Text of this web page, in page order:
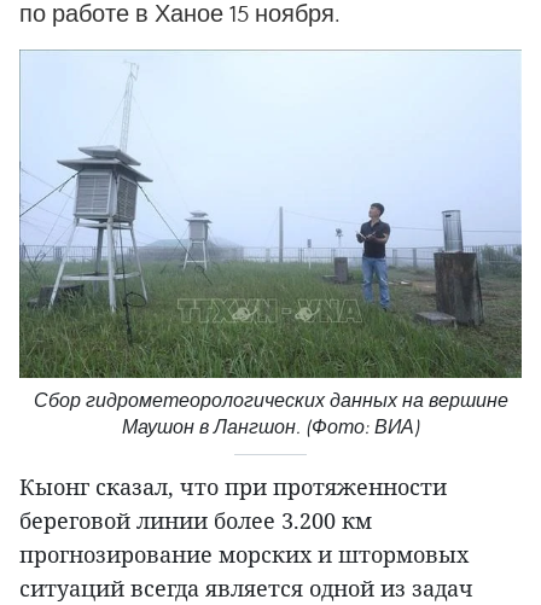
по работе в Ханое 15 ноября.
Сбор гидрометеорологических данных на вершине
Маушон в Лангшон. (Фото: ВИА)
Кыонг сказал, что при протяженности
береговой линии более 3.200 км
прогнозирование морских и штормовых
ситуаций всегда является одной из задач